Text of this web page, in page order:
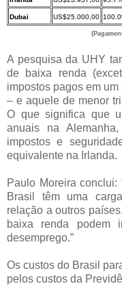
Dubai US$25.000,00
A pesquisa da UHY
de baixa renda
impostos pagos em
– e aquele de menor
O que significa que
anuais na
impostos e
equivalente na Irlanda.
Paulo Moreira
Brasil têm uma
relação a outros
baixa renda podem
desemprego.”
Os custos do Brasil
pelos custos da